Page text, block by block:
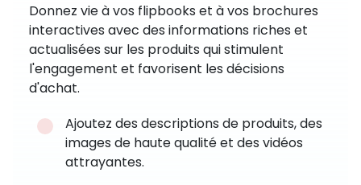
Donnez vie à vos flipbooks et à vos brochures
interactives avec des informations riches et
actualisées sur les produits qui stimulent
l'engagement et favorisent les décisions
d'achat.
Ajoutez des descriptions de produits, des
images de haute qualité et des vidéos
attrayantes.